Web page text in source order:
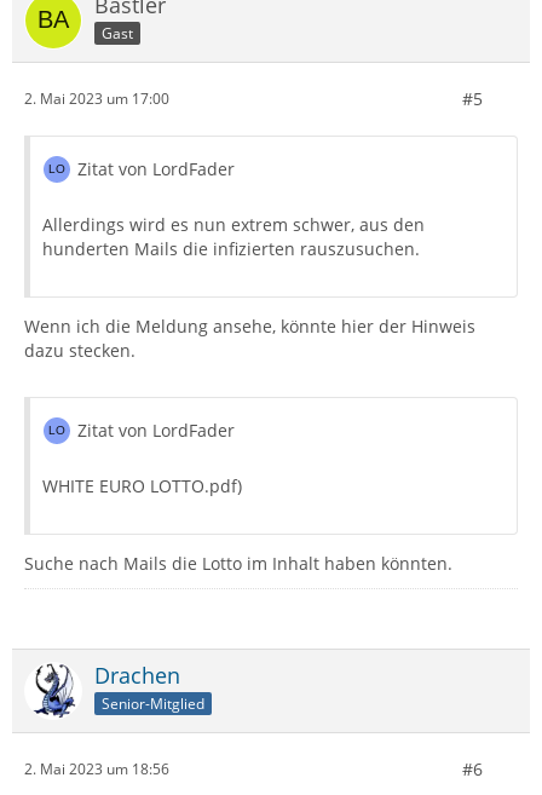
Gast
2. Mai 2023 um 17:00 #5
Zitat von LordFader
Allerdings wird es nun extrem schwer, aus den
hunderten Mails die infizierten rauszusuchen.
Wenn ich die Meldung ansehe, könnte hier der Hinweis
dazu stecken.
Zitat von LordFader
WHITE EURO LOTTO.pdf)
Suche nach Mails die Lotto im Inhalt haben könnten.
Drachen
Senior-Mitglied
2. Mai 2023 um 18:56 #6